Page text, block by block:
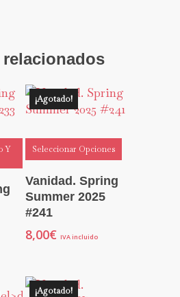
Y
¡Agotado!
Seleccionar Opciones
Vanidad. Spring
Summer 2025
#241
8,00€ IVA incluido
¡Agotado!